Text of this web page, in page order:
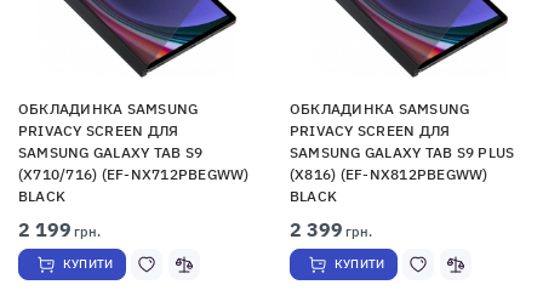
ОБКЛАДИНКА SAMSUNG
PRIVACY SCREEN ДЛЯ
SAMSUNG GALAXY TAB S9
(X710/716) (EF-NX712PBEGWW)
BLACK
2 199 грн.
КУПИТИ
ОБКЛАДИНКА SAMSUNG
PRIVACY SCREEN ДЛЯ
SAMSUNG GALAXY TAB S9 PLUS
(X816) (EF-NX812PBEGWW)
BLACK
2 399 грн.
КУПИТИ